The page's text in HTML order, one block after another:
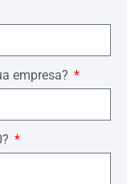
empresa?